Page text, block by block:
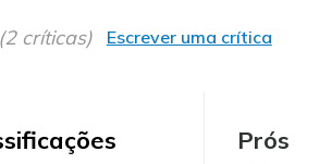
(2 críticas) Escrever uma crítica
Prós